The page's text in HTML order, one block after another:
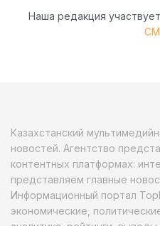
Наша редакция
Казахстанский
новостей. Агентство
контентных платформах:
представляем главные
Информационный портал
экономические,